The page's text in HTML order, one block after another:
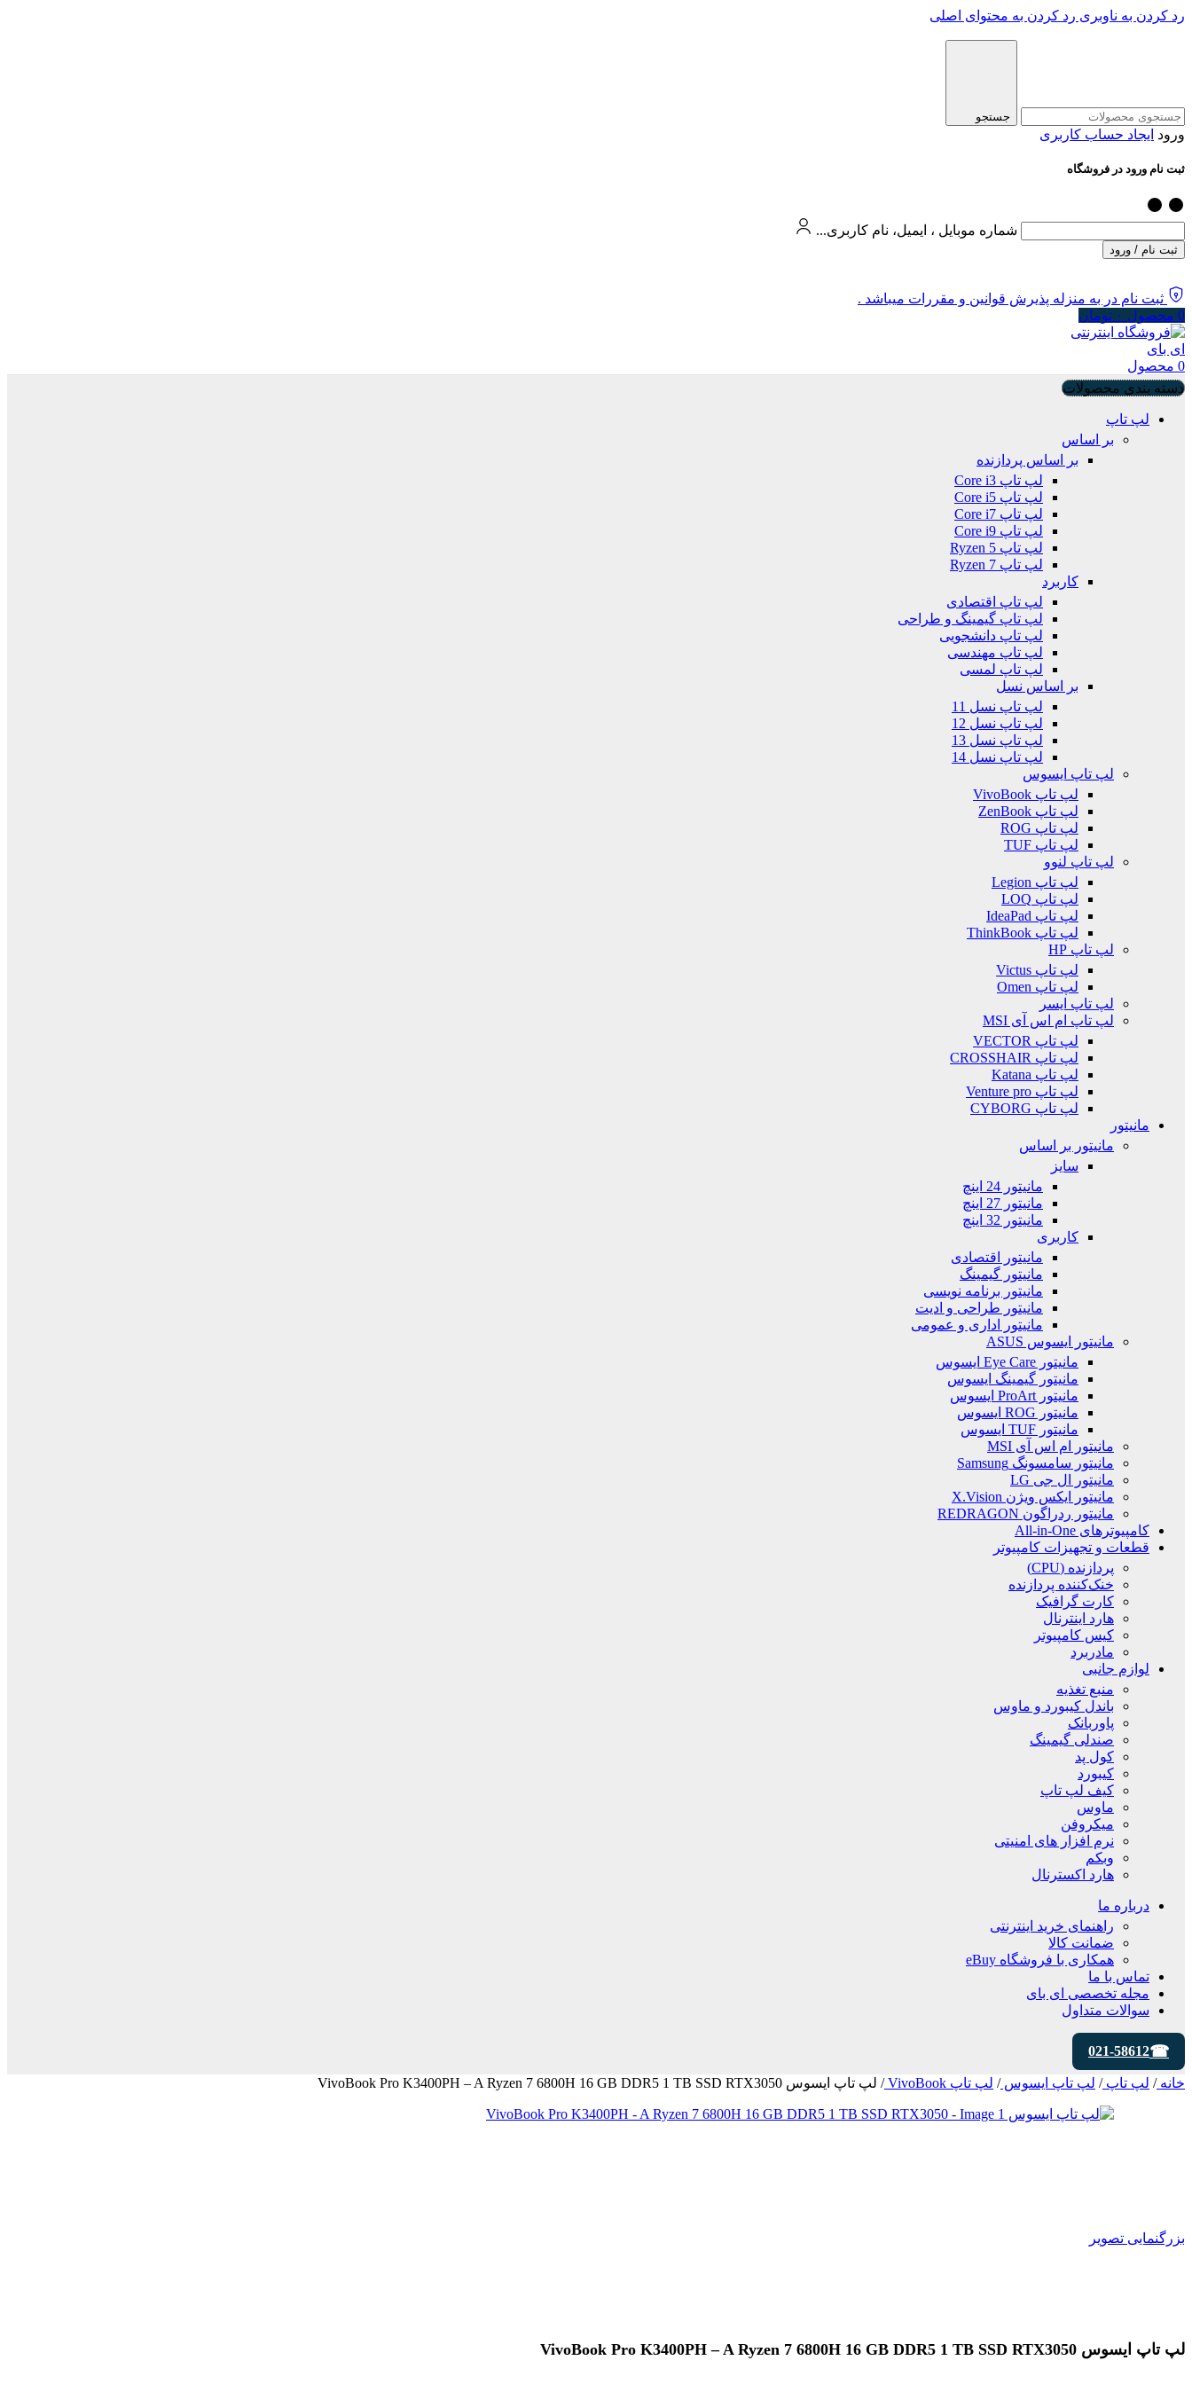
رد کردن به ناوبری رد کردن به محتوای اصلی
جستجو
ورود ایجاد حساب کاربری
ثبت نام ورود در فروشگاه
شماره موبایل ، ایمیل، نام کاربری...
ثبت نام / ورود
ثبت نام در به منزله پذیرش قوانین و مقررات میباشد .
0 محصول ۰ تومان
0 محصول
دسته بندی محصولات
لپ تاپ
بر اساس
بر اساس پردازنده
لپ تاپ Core i3
لپ تاپ Core i5
لپ تاپ Core i7
لپ تاپ Core i9
لپ تاپ Ryzen 5
لپ تاپ Ryzen 7
کاربرد
لپ تاپ اقتصادی
لپ تاپ گیمینگ و طراحی
لپ تاپ دانشجویی
لپ تاپ مهندسی
لپ تاپ لمسی
بر اساس نسل
لپ تاپ نسل 11
لپ تاپ نسل 12
لپ تاپ نسل 13
لپ تاپ نسل 14
لپ تاپ ایسوس
لپ تاپ VivoBook
لپ تاپ ZenBook
لپ تاپ ROG
لپ تاپ TUF
لپ تاپ لنوو
لپ تاپ Legion
لپ تاپ LOQ
لپ تاپ IdeaPad
لپ تاپ ThinkBook
لپ تاپ HP
لپ تاپ Victus
لپ تاپ Omen
لپ تاپ ایسر
لپ تاپ ام اس آی MSI
لپ تاپ VECTOR
لپ تاپ CROSSHAIR
لپ تاپ Katana
لپ تاپ Venture pro
لپ تاپ CYBORG
مانیتور
مانیتور بر اساس
سایز
مانیتور 24 اینچ
مانیتور 27 اینچ
مانیتور 32 اینچ
کاربری
مانیتور اقتصادی
مانیتور گیمینگ
مانیتور برنامه نویسی
مانیتور طراحی و ادیت
مانیتور اداری و عمومی
مانیتور ایسوس ASUS
مانیتور Eye Care ایسوس
مانیتور گیمینگ ایسوس
مانیتور ProArt ایسوس
مانیتور ROG ایسوس
مانیتور TUF ایسوس
مانیتور ام اس آی MSI
مانیتور سامسونگ Samsung
مانیتور ال جی LG
مانیتور ایکس ویژن X.Vision
مانیتور ردراگون REDRAGON
کامپیوترهای All-in-One
قطعات و تجهیزات کامپیوتر
پردازنده (CPU)
خنک‌کننده پردازنده
کارت گرافیک
هارد اینترنال
کیس کامپیوتر
مادربرد
لوازم جانبی
منبع تغذیه
باندل کیبورد و ماوس
پاوربانک
صندلی گیمینگ
کول پد
کیبورد
کیف لپ تاپ
ماوس
میکروفن
نرم افزار های امنیتی
وبکم
هارد اکسترنال
درباره ما
راهنمای خرید اینترنتی
ضمانت کالا
همکاری با فروشگاه eBuy
تماس با ما
مجله تخصصی ای‌ بای
سوالات متداول
021-58612
خانه/ لپ تاپ/ لپ تاپ ایسوس/ لپ تاپ VivoBook / لپ تاپ ایسوس VivoBook Pro K3400PH – A Ryzen 7 6800H 16 GB DDR5 1 TB SSD RTX3050
بزرگنمایی تصویر
لپ تاپ ایسوس VivoBook Pro K3400PH – A Ryzen 7 6800H 16 GB DDR5 1 TB SSD RTX3050